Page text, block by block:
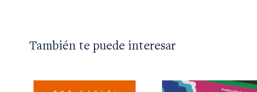
También te puede interesar